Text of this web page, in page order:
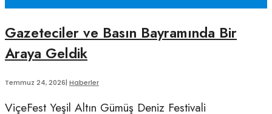
Gazeteciler ve Basın Bayramında Bir
Araya Geldik
Temmuz 24, 2026| Haberler
ViçeFest Yeşil Altın Gümüş Deniz Festivali